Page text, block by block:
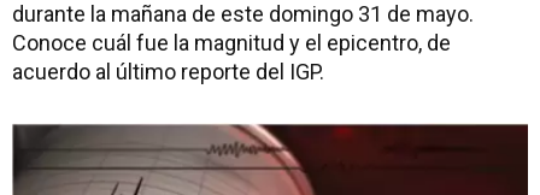
durante la mañana de este domingo 31 de mayo.
Conoce cuál fue la magnitud y el epicentro, de
acuerdo al último reporte del IGP.